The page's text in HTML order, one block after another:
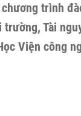
trình
Tài
Viện công